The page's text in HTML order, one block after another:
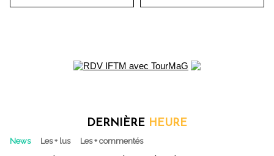
DERNIÈRE HEURE
News Les + lus Les + commentés